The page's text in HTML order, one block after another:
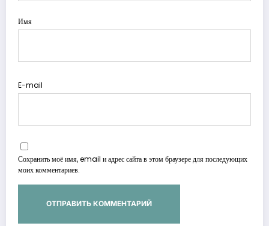
Имя
E-mail
Сохранить моё имя, email и адрес сайта в этом браузере для последующих
моих комментариев.